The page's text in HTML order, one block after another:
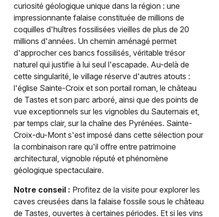
curiosité géologique unique dans la région : une
impressionnante falaise constituée de millions de
coquilles d'huîtres fossilisées vieilles de plus de 20
millions d'années. Un chemin aménagé permet
d'approcher ces bancs fossilisés, véritable trésor
naturel qui justifie à lui seul l'escapade. Au-delà de
cette singularité, le village réserve d'autres atouts :
l'église Sainte-Croix et son portail roman, le château
de Tastes et son parc arboré, ainsi que des points de
vue exceptionnels sur les vignobles du Sauternais et,
par temps clair, sur la chaîne des Pyrénées. Sainte-
Croix-du-Mont s'est imposé dans cette sélection pour
la combinaison rare qu'il offre entre patrimoine
architectural, vignoble réputé et phénomène
géologique spectaculaire.
Notre conseil : Profitez de la visite pour explorer les
caves creusées dans la falaise fossile sous le château
de Tastes, ouvertes à certaines périodes. Et si les vins